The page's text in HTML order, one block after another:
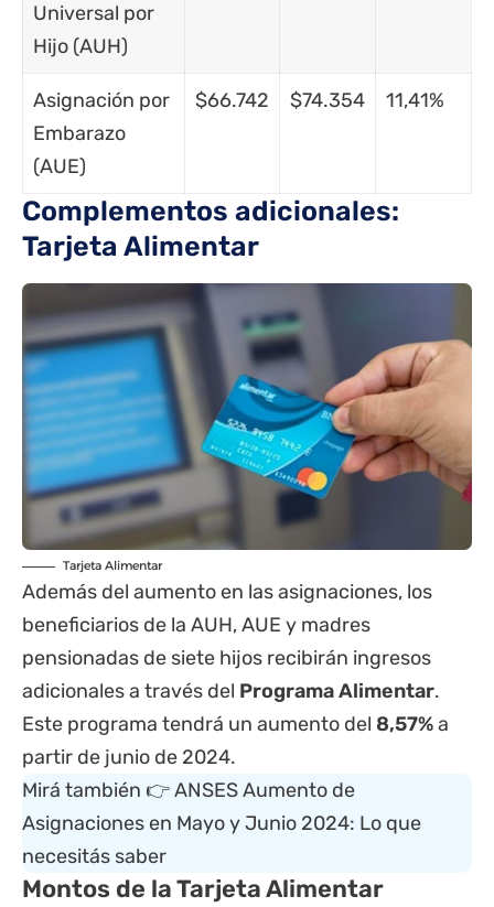
Universal por
Hijo (AUH)
Asignación por
Embarazo
(AUE)
$66.742 $74.354 11,41%
Complementos adicionales:
Tarjeta Alimentar
Tarjeta Alimentar
Además del aumento en las asignaciones, los
beneficiarios de la AUH, AUE y madres
pensionadas de siete hijos recibirán ingresos
adicionales a través del Programa Alimentar.
Este programa tendrá un aumento del 8,57%a
partir de junio de 2024.
Mirá también 👉ANSES Aumento de
Asignaciones en Mayo y Junio 2024: Lo que
necesitás saber
Montos de la Tarjeta Alimentar